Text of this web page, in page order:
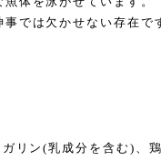
では欠かせない存在で
リン(乳成分を含む)、